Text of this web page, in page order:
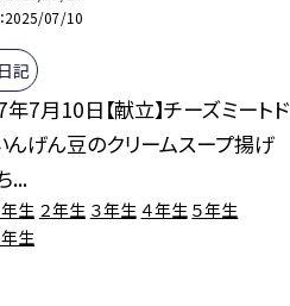
2025/07/10
記
7月10日【献立】チーズミートド
んげん豆のクリームスープ揚げ
...
年生 ２年生 ３年生 ４年生 ５年生
年生